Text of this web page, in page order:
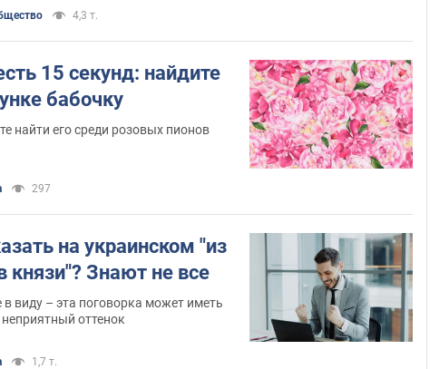
4,3 т.
15 секунд: найдите
бабочку
найти его среди розовых пионов
297
на украинском "из
князи"? Знают не все
в виду – эта поговорка может иметь
оттенок
1,7 т.